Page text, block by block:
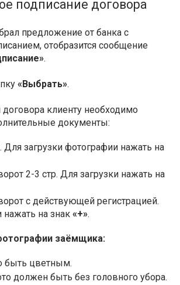
подписание договора
предложение от банка с
отобразится сообщение
.
«Выбрать».
клиенту необходимо
документы:
загрузки фотографии нажать на
2-3 стр. Для загрузки нажать на
с действующей регистрацией.
нажать на знак «+».
заёмщика:
быть цветным.
должен быть без головного убора.